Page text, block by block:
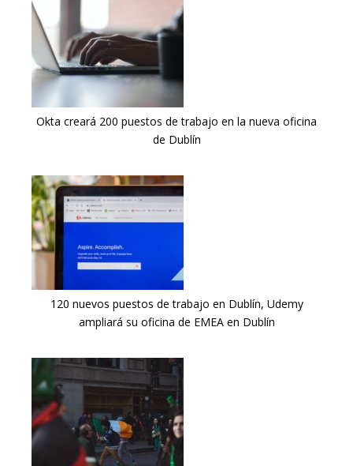
Okta creará 200 puestos de trabajo en la nueva oficina
de Dublín
120 nuevos puestos de trabajo en Dublín, Udemy
ampliará su oficina de EMEA en Dublín